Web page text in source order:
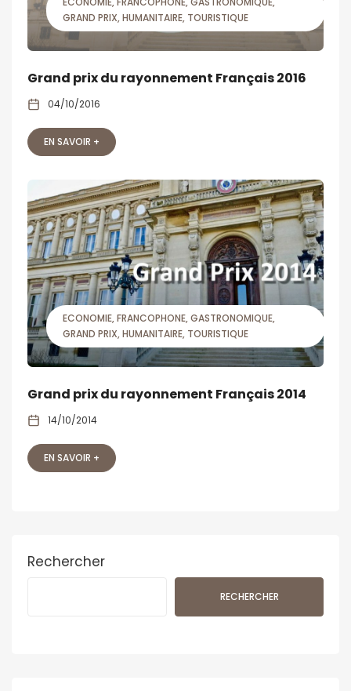
GRAND PRIX HUMANITAIRE TOURISTIQUE
Grand prix du rayonnement Français 2016
04/10/2016
EN SAVOIR +
ECONOMIE FRANCOPHONE GASTRONOMIQUE
GRAND PRIX HUMANITAIRE TOURISTIQUE
Grand prix du rayonnement Français 2014
14/10/2014
EN SAVOIR +
Rechercher
RECHERCHER